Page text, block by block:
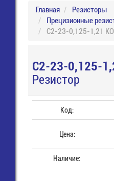
Главная
Резисторы
Прецизионные
С2-23-0,125-1,21
С2-23-0,125-
Резистор
Код:
Цена:
Наличие: